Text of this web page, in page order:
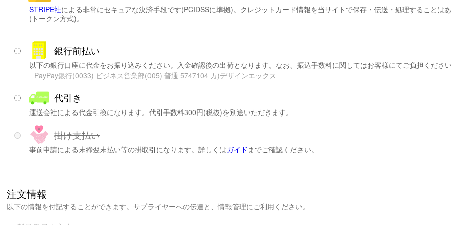
STRIPE社による非常にセキュアな決済手段です(PCIDSSに準拠)。クレジットカード情報を当サイトで保存・伝送・処理することは
(トークン方式)。
銀行前払い
以下の銀行口座に代金をお振り込みください。入金確認後の出荷となります。なお、振込手数料に関してはお客様にてご負担ください
PayPay銀行(0033) ビジネス営業部(005) 普通 5747104 カ)デザインエックス
代引き
運送会社による代金引換になります。代引手数料300円(税抜)を別途いただきます。
掛け支払い
事前申請による末締翌末払い等の掛取引になります。詳しくはガイド までご確認ください。
注文情報
以下の情報を付記することができます。サプライヤーへの伝達と、情報管理にご利用ください。